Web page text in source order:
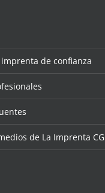
de confianza
de La Imprenta CG